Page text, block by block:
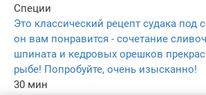
Специи
Это классический рецепт судака под
он вам понравится - сочетание
шпината и кедровых орешков
рыбе! Попробуйте, очень изысканно!
30 мин